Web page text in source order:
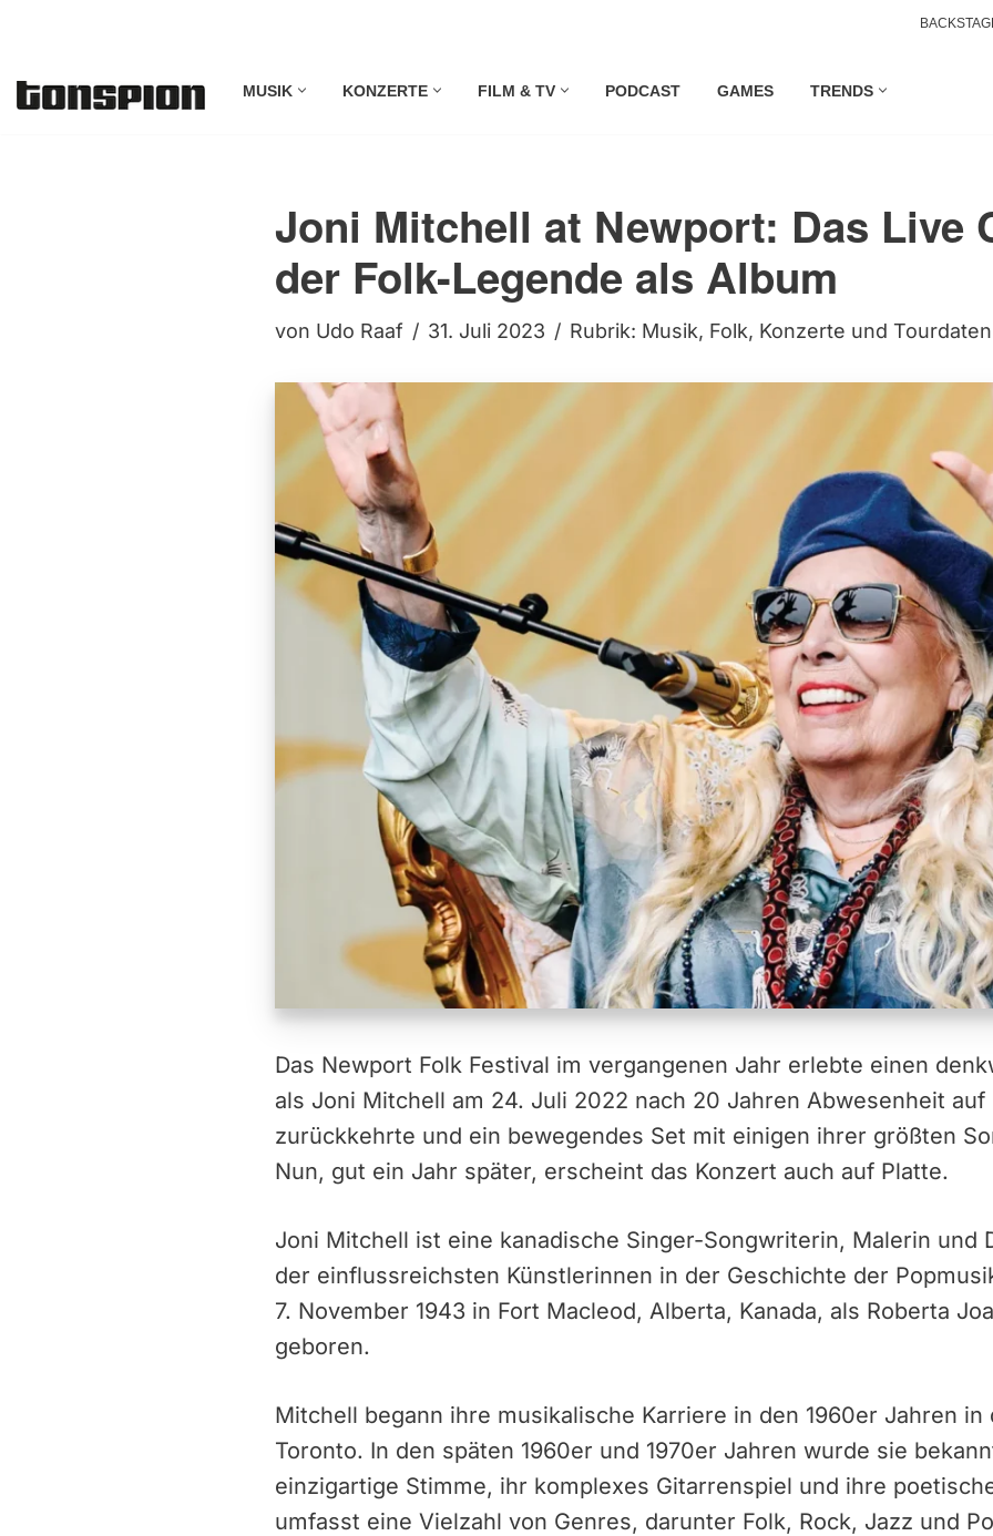
Inhalt
MUSIK KONZERTE FILM & TV PODCAST GAMES TRENDS
Joni Mitchell at Newport: Das Live
der Folk-Legende als Album
von Udo Raaf 31. Juli 2023 Rubrik: Musik, Folk, Konzerte und Tourdaten
Das Newport Folk Festival im vergangenen Jahr erlebte einen
als Joni Mitchell am 24. Juli 2022 nach 20 Jahren Abwesenheit auf
zurückkehrte und ein bewegendes Set mit einigen ihrer größten
Nun, gut ein Jahr später, erscheint das Konzert auch auf Platte.
Joni Mitchell ist eine kanadische Singer-Songwriterin, Malerin und
der einflussreichsten Künstlerinnen in der Geschichte der
7. November 1943 in Fort Macleod, Alberta, Kanada, als Roberta
geboren.
Mitchell begann ihre musikalische Karriere in den 1960er Jahren in
Toronto. In den späten 1960er und 1970er Jahren wurde sie
einzigartige Stimme, ihr komplexes Gitarrenspiel und ihre
umfasst eine Vielzahl von Genres, darunter Folk, Rock, Jazz und